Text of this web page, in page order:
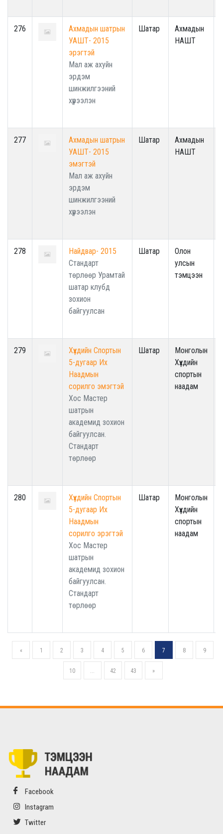
276
Ахмадын шатрын
УАШТ- 2015
эрэгтэй
Мал аж ахуйн
эрдэм
шинжилгээний
хүрээлэн
Шатар
Ахмадын
НАШТ
277
Ахмадын шатрын
УАШТ- 2015
эмэгтэй
Мал аж ахуйн
эрдэм
шинжилгээний
хүрээлэн
Шатар
Ахмадын
НАШТ
278
Найдвар- 2015
Стандарт
төрлөөр Урамтай
шатар клубд
зохион
байгуулсан
Шатар
Олон
улсын
тэмцээн
279
Хүүхдийн Спортын
5-дугаар Их
Наадмын
сорилго эмэгтэй
Хос Мастер
шатрын
академид зохион
байгуулсан.
Стандарт
төрлөөр
Шатар
Монголын
Хүүхдийн
спортын
наадам
280
Хүүхдийн Спортын
5-дугаар Их
Наадмын
сорилго эрэгтэй
Хос Мастер
шатрын
академид зохион
байгуулсан.
Стандарт
төрлөөр
Шатар
Монголын
Хүүхдийн
спортын
наадам
« 1 2 3 4 5 6 7 8 9
10 ... 42 43 »
Facebook
Instagram
Twitter